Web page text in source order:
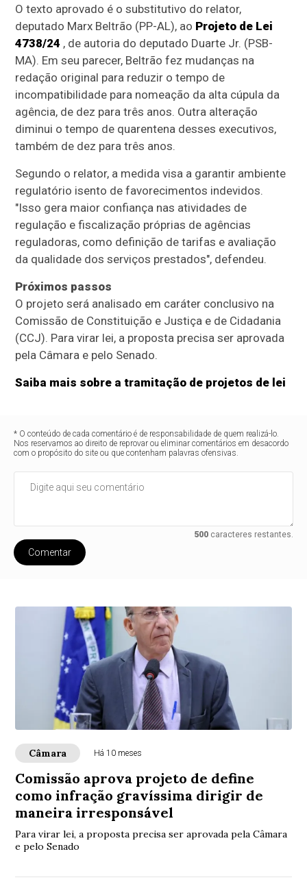
O texto aprovado é osubstitutivo do relator,
deputado Marx Beltrão (PP-AL), ao Projeto de Lei
4738/24 , de autoria do deputado Duarte Jr. (PSB-
MA). Em seu parecer, Beltrão fez mudanças na
redação original para reduzir o tempo de
incompatibilidade para nomeação da alta cúpula da
agência, de dez para três anos. Outra alteração
diminui o tempo de quarentena desses executivos,
também de dez para três anos.
Segundo o relator, a medida visa a garantir ambiente
regulatório isento de favorecimentos indevidos.
"Isso gera maior confiança nas atividades de
regulação e fiscalização próprias de agências
reguladoras, como definição de tarifas e avaliação
da qualidade dos serviços prestados", defendeu.
Próximos passos
O projeto será analisado em caráter conclusivo na
Comissão de Constituição e Justiça e de Cidadania
(CCJ). Para virar lei, a proposta precisa ser aprovada
pela Câmara e pelo Senado.
Saiba mais sobre a tramitação de projetos de lei
* O conteúdo de cada comentário é de responsabilidade de quem realizá-lo.
Nos reservamos ao direito de reprovar ou eliminar comentários em desacordo
com o propósito do site ou que contenham palavras ofensivas.
500caracteres restantes.
Comentar
Câmara Há 10 meses
Comissão aprova projeto de define
como infração gravíssima dirigir de
maneira irresponsável
Para virar lei, a proposta precisa ser aprovada pela Câmara
e pelo Senado